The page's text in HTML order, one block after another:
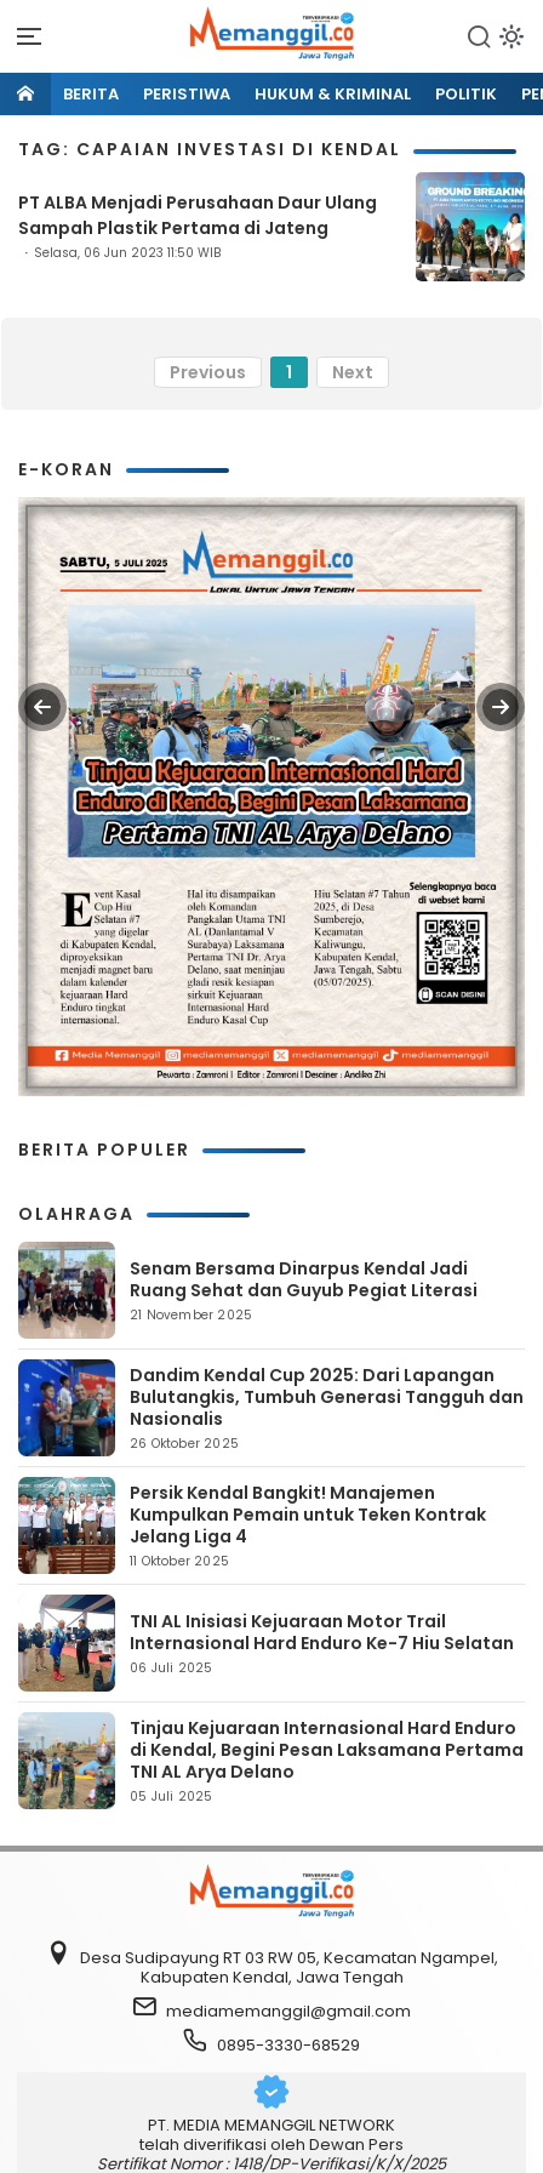
BERITA PERISTIWA HUKUM & KRIMINAL POLITIK
TAG: CAPAIAN INVESTASI DI KENDAL
PT ALBA Menjadi Perusahaan Daur Ulang
Sampah Plastik Pertama di Jateng
Selasa, 06 Jun 2023 11:50 WIB
Previous 1 Next
E-KORAN
BERITA POPULER
OLAHRAGA
Senam Bersama Dinarpus Kendal Jadi
Ruang Sehat dan Guyub Pegiat Literasi
21 November 2025
Dandim Kendal Cup 2025: Dari Lapangan
Bulutangkis, Tumbuh Generasi Tangguh dan
Nasionalis
26 Oktober 2025
Persik Kendal Bangkit! Manajemen
Kumpulkan Pemain untuk Teken Kontrak
Jelang Liga 4
11 Oktober 2025
TNI AL Inisiasi Kejuaraan Motor Trail
Internasional Hard Enduro Ke-7 Hiu Selatan
06 Juli 2025
Tinjau Kejuaraan Internasional Hard Enduro
di Kendal, Begini Pesan Laksamana Pertama
TNI AL Arya Delano
05 Juli 2025
Desa Sudipayung RT 03 RW 05, Kecamatan Ngampel,
Kabupaten Kendal, Jawa Tengah
mediamemanggil@gmail.com
0895-3330-68529
PT. MEDIA MEMANGGIL NETWORK
telah diverifikasi oleh Dewan Pers
Sertifikat Nomor : 1418/DP-Verifikasi/K/X/2025